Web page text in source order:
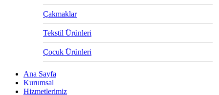
Çakmaklar
Tekstil Ürünleri
Çocuk Ürünleri
Ana Sayfa
Kurumsal
Hizmetlerimiz